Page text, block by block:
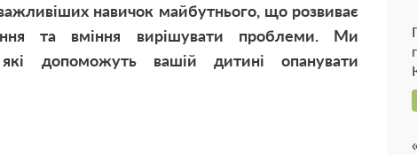
навичок майбутнього, що розвиває
та вміння вирішувати проблеми. Ми
допоможуть вашій дитині опанувати